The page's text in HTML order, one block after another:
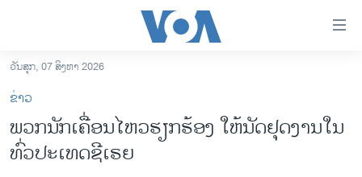
ເຂົ້າ
ຫາ
ຂ້າມ
ຂ້າມອາເມຣິກາ
ວັນສຸກ, 07 ສິງຫາ 2026
ຂ່າວ
ພວກນັກເຄື່ອນໄຫວຮຽກຮ້ອງ ໃຫ້ນັດຢຸດງານໃນ
ທົ່ວປະເທດຊີເຣຍ